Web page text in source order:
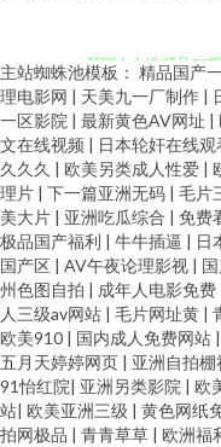
夜福利电影图片 午
草草网天堂 91传媒
的 91视频在 天堂素
大香蕉在线 99热在
本热情综合网址 九九
第9页在线 99福利 亚
主站蜘蛛池模板： 精品国产
理电影网 | 天美九一厂制作 |
一区影院 | 最新黄色AV网址 |
文在线视频 | 日本轮奸在线观
久久久 | 欧美另类成人性爱 |
理片 | 下一篇亚洲无码 | 毛片
美大片 | 亚洲吃瓜综合 | 免费
极品国产福利 | 牛牛插逼 | 日
国产区 | AV午夜论理影视 |
州色图自拍 | 成年人电影免费
人三级av网站 | 毛片网址黄 |
欧美910 | 国内成人免费网站 |
五月天婷婷网页 | 亚洲自拍棚
91怡红院| 亚洲另类影院 | 欧
站| 欧美亚洲三级 | 黄色网纸
拍网极品 | 青青草草 | 欧洲福